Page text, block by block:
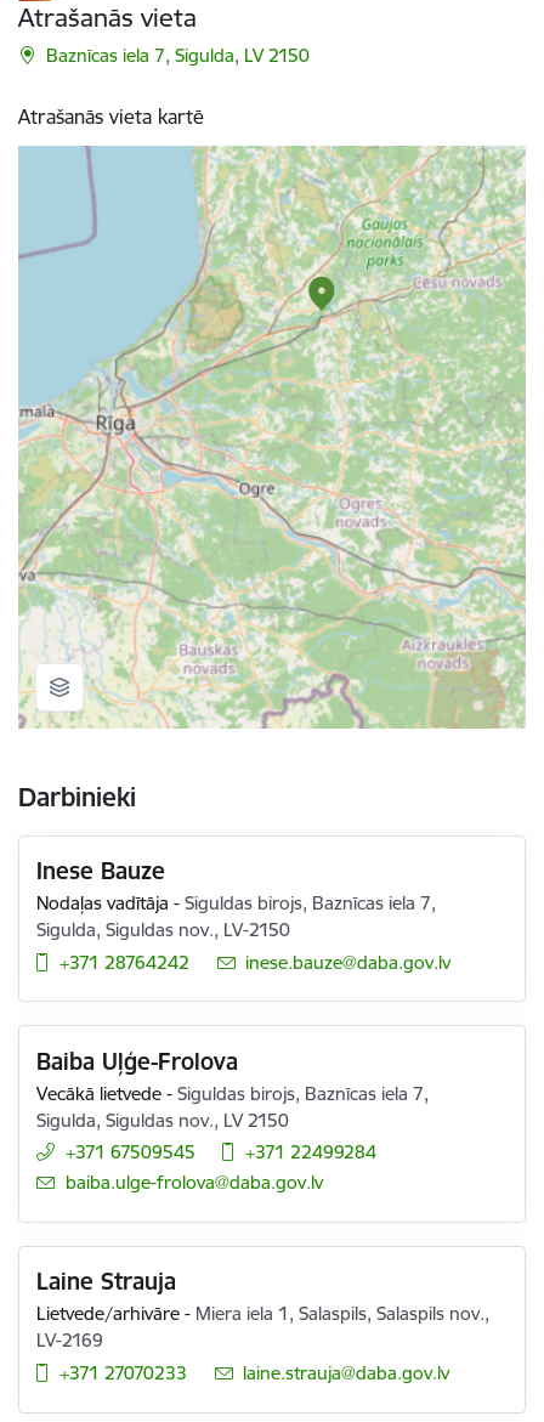
Atrašanās vieta
Baznīcas iela 7, Sigulda, LV 2150
Atrašanās vieta kartē
Darbinieki
Inese Bauze
Nodaļas vadītāja -Siguldas birojs, Baznīcas iela 7,
Sigulda, Siguldas nov., LV-2150
+371 28764242
E-pasts:
inese.bauze@daba.gov.lv
Baiba Uļģe-Frolova
Vecākā lietvede -Siguldas birojs, Baznīcas iela 7,
Sigulda, Siguldas nov., LV 2150
+371 67509545
+371 22499284
E-pasts:
baiba.ulge-frolova@daba.gov.lv
Laine Strauja
Lietvede/arhivāre - Miera iela 1, Salaspils, Salaspils nov.,
LV-2169
+371 27070233
E-pasts:
laine.strauja@daba.gov.lv